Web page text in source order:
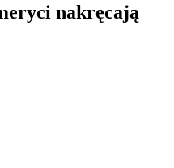
nakręcają